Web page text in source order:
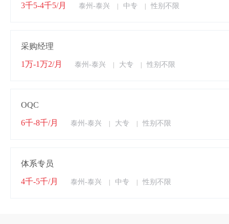
3千5-4千5/月 泰州-泰兴 中专 性别不限
采购经理
1万-1万2/月 泰州-泰兴 大专 性别不限
OQC
6千-8千/月 泰州-泰兴 大专 性别不限
体系专员
4千-5千/月 泰州-泰兴 中专 性别不限